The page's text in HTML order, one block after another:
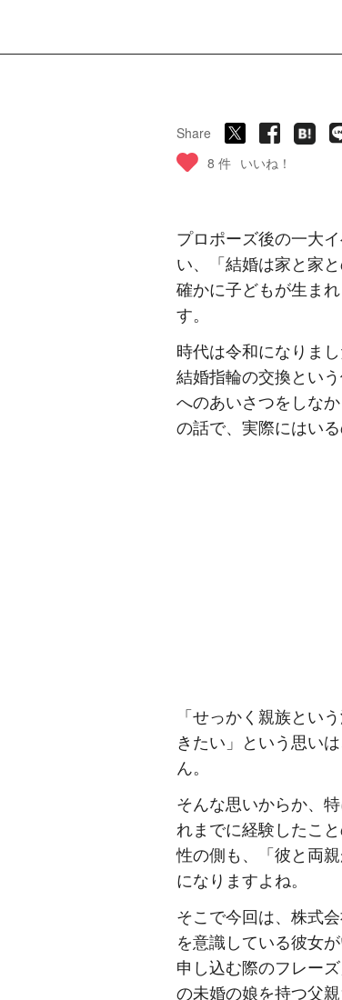
Share
8 件 いいね！
プロポーズ後の一大
い、「結婚は家と家
確かに子どもが生ま
す。
時代は令和になりま
結婚指輪の交換とい
へのあいさつをしな
の話で、実際にはい
「せっかく親族とい
きたい」という思い
ん。
そんな思いからか、
れまでに経験したこ
性の側も、「彼と両
になりますよね。
そこで今回は、株式
を意識している彼女
申し込む際のフレー
の未婚の娘を持つ父